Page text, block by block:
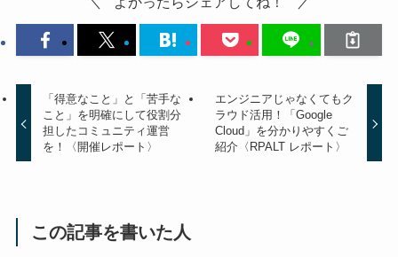
「得意なこと」と「苦手な
こと」を明確にして役割分
担したコミュニティ運営
を！〈開催レポート〉
エンジニアじゃなくてもク
ラウド活用！「Google
Cloud」を分かりやすくご
紹介〈RPALT レポート〉
この記事を書いた人